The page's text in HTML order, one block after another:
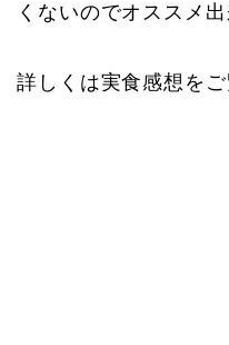
くないのでオススメ出
詳しくは実食感想をご